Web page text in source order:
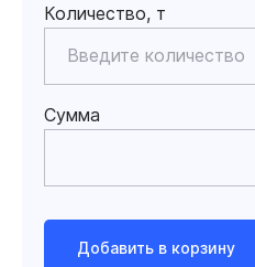
Количество, т
Сумма
Добавить в корзину